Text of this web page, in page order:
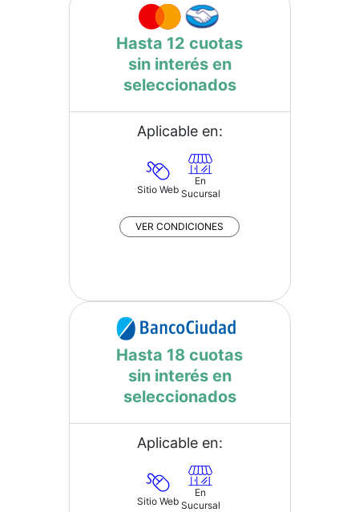
Hasta 12 cuotas
sin interés en
seleccionados
Aplicable en:
Sitio Web
En
Sucursal
VER CONDICIONES
Hasta 18 cuotas
sin interés en
seleccionados
Aplicable en:
Sitio Web
En
Sucursal